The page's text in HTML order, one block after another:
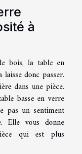
à
bois, la table en
donc passer.
dans une pièce.
basse en verre
pas un sentiment
Elle vous donne
qui est plus